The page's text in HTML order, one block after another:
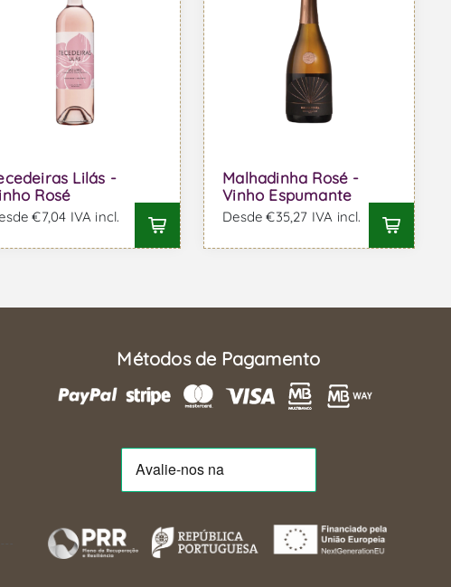
Lilás -
Rosé
€7,04 IVA incl.
Malhadinha Rosé -
Vinho Espumante
Desde €35,27 IVA incl.
Métodos de Pagamento